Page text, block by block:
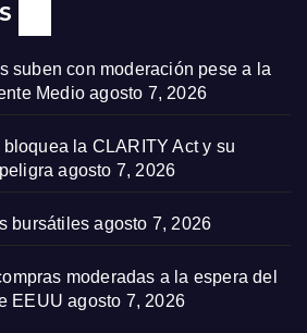
suben con moderación pese a la
Medio agosto 7, 2026
la CLARITY Act y su
agosto 7, 2026
bursátiles agosto 7, 2026
moderadas a la espera del
EEUU agosto 7, 2026